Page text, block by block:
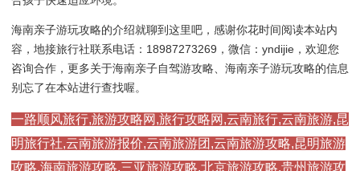
海南亲子游玩攻略的介绍就聊到这里吧，感谢你花时间阅读本站内
容，地接旅行社联系电话：18987273269，微信：yndijie，欢迎您
咨询合作，更多关于海南亲子自驾游攻略、海南亲子游玩攻略的信息
别忘了在本站进行查找喔。
一路顺风旅行,旅游攻略网,旅行攻略网,云南旅行,云南旅游,昆
明旅行社,云南旅游报价,云南旅游团,云南旅游攻略,昆明旅游
攻略,海南旅游攻略,三亚旅游攻略,北京旅游攻略,贵州旅游攻